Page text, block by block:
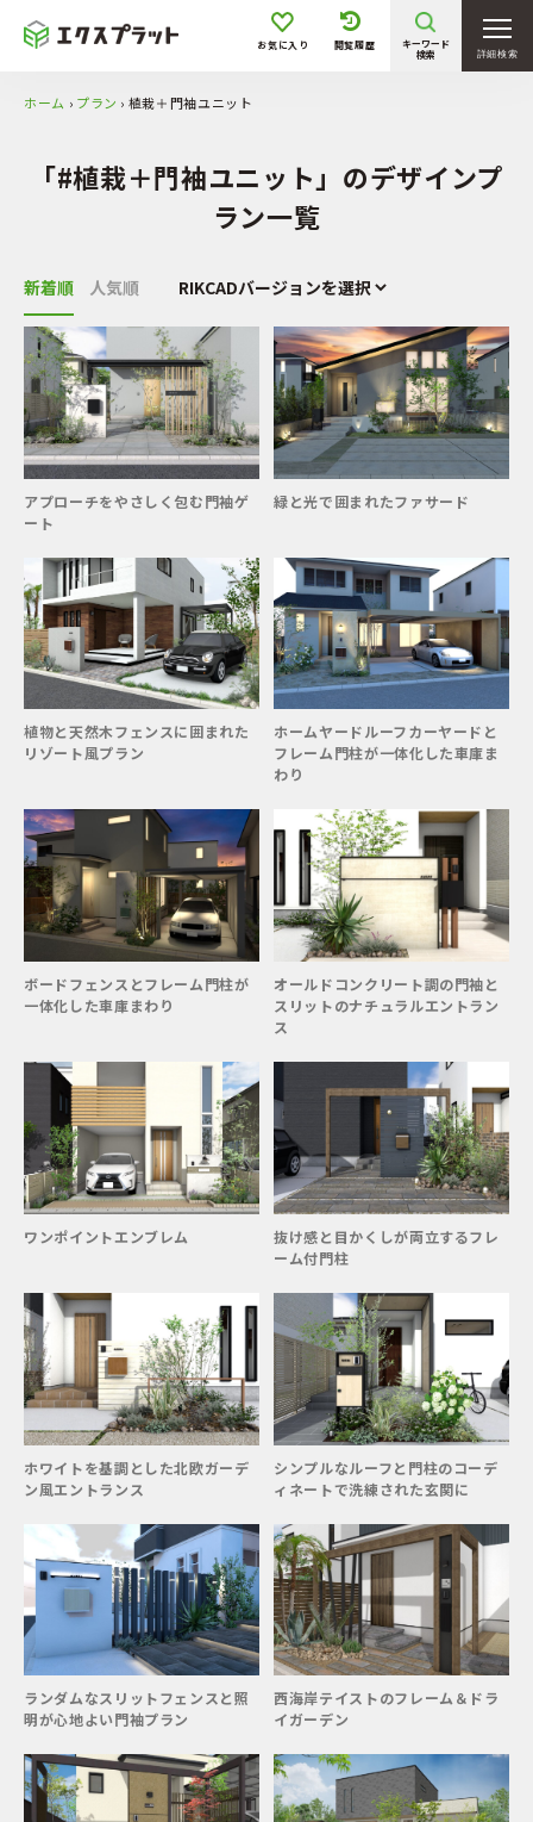
詳細検索
お気に入り 閲覧履歴
キーワード
検索
ホーム › プラン › 植栽＋門袖ユニット
「#植栽＋門袖ユニット」のデザインプ
ラン一覧
新着順 人気順
アプローチをやさしく包む門袖ゲ
ート
緑と光で囲まれたファサード
植物と天然木フェンスに囲まれた
リゾート風プラン
ホームヤードルーフカーヤードと
フレーム門柱が一体化した車庫ま
わり
ボードフェンスとフレーム門柱が
一体化した車庫まわり
オールドコンクリート調の門袖と
スリットのナチュラルエントラン
ス
ワンポイントエンブレム
抜け感と目かくしが両立するフレ
ーム付門柱
ホワイトを基調とした北欧ガーデ
ン風エントランス
シンプルなルーフと門柱のコーデ
ィネートで洗練された玄関に
ランダムなスリットフェンスと照
明が心地よい門袖プラン
西海岸テイストのフレーム＆ドラ
イガーデン